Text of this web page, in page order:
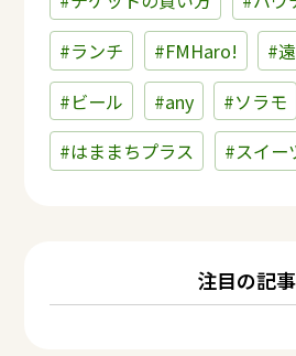
#ランチ
#FMHaro!
#
#ビール
#any
#ソラモ
#はままちプラス
#スイー
注目の記事